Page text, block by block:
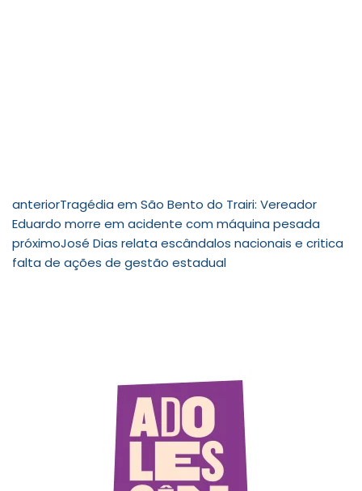
anteriorTragédia em São Bento do Trairi: Vereador
Eduardo morre em acidente com máquina pesada
próximoJosé Dias relata escândalos nacionais e critica
falta de ações de gestão estadual